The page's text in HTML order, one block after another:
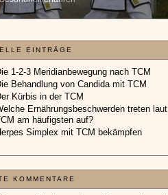
EINTRÄGE
1-2-3 Meridianbewegung nach TCM
Behandlung von Candida mit TCM
Kürbis in der TCM
Ernährungsbeschwerden treten laut
am häufigsten auf?
Simplex mit TCM bekämpfen
KOMMENTARE